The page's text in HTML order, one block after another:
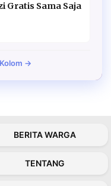
Gratis Sama Saja
→
BERITA WARGA
TENTANG